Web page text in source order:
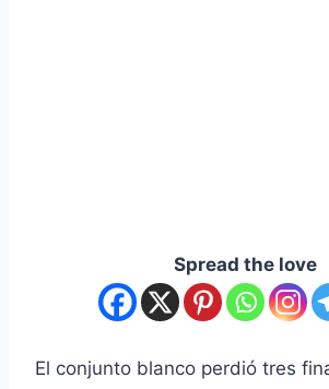
Spread the love
El conjunto blanco perdió tres